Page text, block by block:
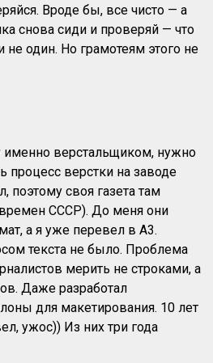
Вроде бы, все чисто — а
снова сиди и проверяй — что
не один. Но грамотеям этого не
именно верстальщиком, нужно
процесс верстки на заводе
поэтому своя газета там
СССР). До меня они
а я уже перевел в А3.
текста не было. Проблема
мерить не строками, а
Даже разработал
для макетирования. 10 лет
ужос)) Из них три года